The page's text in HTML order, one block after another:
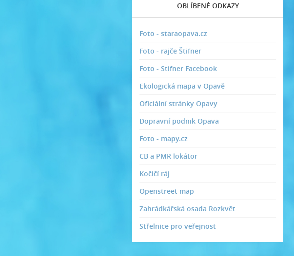
OBLÍBENÉ ODKAZY
Foto - staraopava.cz
Foto - rajče Štifner
Foto - Stifner Facebook
Ekologická mapa v Opavě
Oficiální stránky Opavy
Dopravní podnik Opava
Foto - mapy.cz
CB a PMR lokátor
Kočičí ráj
Openstreet map
Zahrádkářská osada Rozkvět
Střelnice pro veřejnost